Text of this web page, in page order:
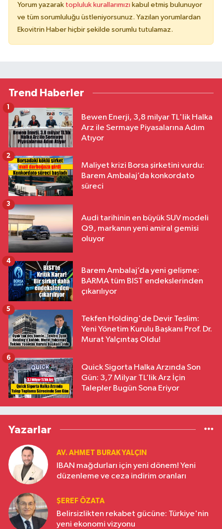
Yorum yazarak topluluk kurallarımızı kabul etmiş bulunuyor
ve tüm sorumluluğu üstleniyorsunuz. Yazılan yorumlardan
Ekovitrin Haber hiçbir şekilde sorumlu tutulamaz.
Trend Haberler
Bewen Enerji, 3,8 milyar TL'lik Halka
Arz ile Sermaye Piyasalarına Adım
Atıyor
1
Maliyet krizi Borsa şirketini vurdu:
Barem Ambalaj’da konkordato
süreci
2
Audi tarihinin en büyük SUV modeli
Q9, markanın yeni amiral gemisi
oluyor
3
Barem Ambalaj’da yeni gelişme:
BARMA tüm BIST endekslerinden
çıkarılıyor
4
Tekfen Holding'de Devir Teslim:
Yeni Yönetim Kurulu Başkanı Prof. Dr.
Murat Yalçıntaş Oldu!
5
Quick Sigorta Halka Arzında Son
Gün: 3,7 Milyar TL’lik Arz İçin
Talepler Bugün Sona Eriyor
6
Yazarlar
AV. AHMET BURAK YALÇIN
IBAN mağdurları için yeni dönem! Yeni
düzenleme ve ceza indirim oranları
ŞEREF ÖZATA
Belirsizlikten rekabet gücüne: Türkiye'nin
yeni ekonomi vizyonu